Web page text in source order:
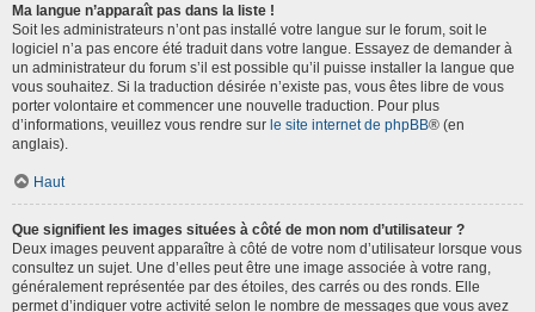
Ma langue n’apparaît pas dans la liste !
Soit les administrateurs n’ont pas installé votre langue sur le forum, soit le
logiciel n’a pas encore été traduit dans votre langue. Essayez de demander à
un administrateur du forum s’il est possible qu’il puisse installer la langue que
vous souhaitez. Si la traduction désirée n’existe pas, vous êtes libre de vous
porter volontaire et commencer une nouvelle traduction. Pour plus
d’informations, veuillez vous rendre sur le site internet de phpBB® (en
anglais).
Haut
Que signifient les images situées à côté de mon nom d’utilisateur ?
Deux images peuvent apparaître à côté de votre nom d’utilisateur lorsque vous
consultez un sujet. Une d’elles peut être une image associée à votre rang,
généralement représentée par des étoiles, des carrés ou des ronds. Elle
permet d’indiquer votre activité selon le nombre de messages que vous avez